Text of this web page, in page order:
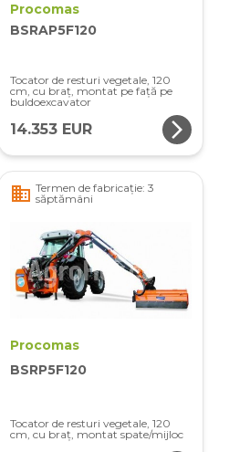
Procomas
BSRAP5F120
Tocator de resturi vegetale, 120
cm, cu braț, montat pe față pe
buldoexcavator
14.353 EUR arrow_forward_ios
business Termen de fabricație: 3
săptămâni
Procomas
BSRP5F120
Tocator de resturi vegetale, 120
cm, cu braț, montat spate/mijloc